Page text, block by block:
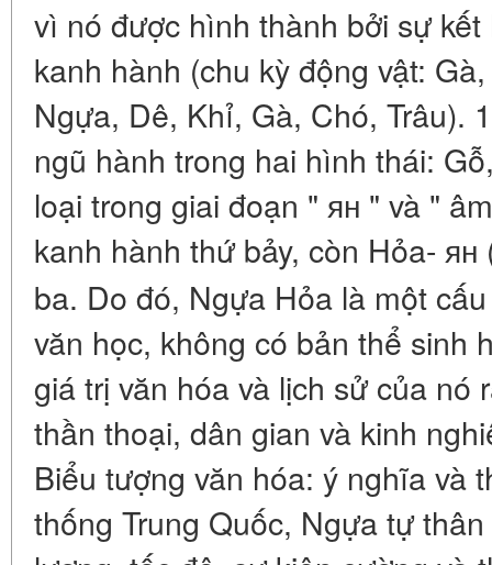
vì nó được hình thành bởi sự
kanh hành (chu kỳ động vật:
Ngựa, Dê, Khỉ, Gà, Chó, Trâu).
ngũ hành trong hai hình thái:
loại trong giai đoạn " ян " và "
kanh hành thứ bảy, còn Hỏa-
ba. Do đó, Ngựa Hỏa là một
văn học, không có bản thể sinh
giá trị văn hóa và lịch sử của nó
thần thoại, dân gian và kinh
Biểu tượng văn hóa: ý nghĩa và
thống Trung Quốc, Ngựa tự